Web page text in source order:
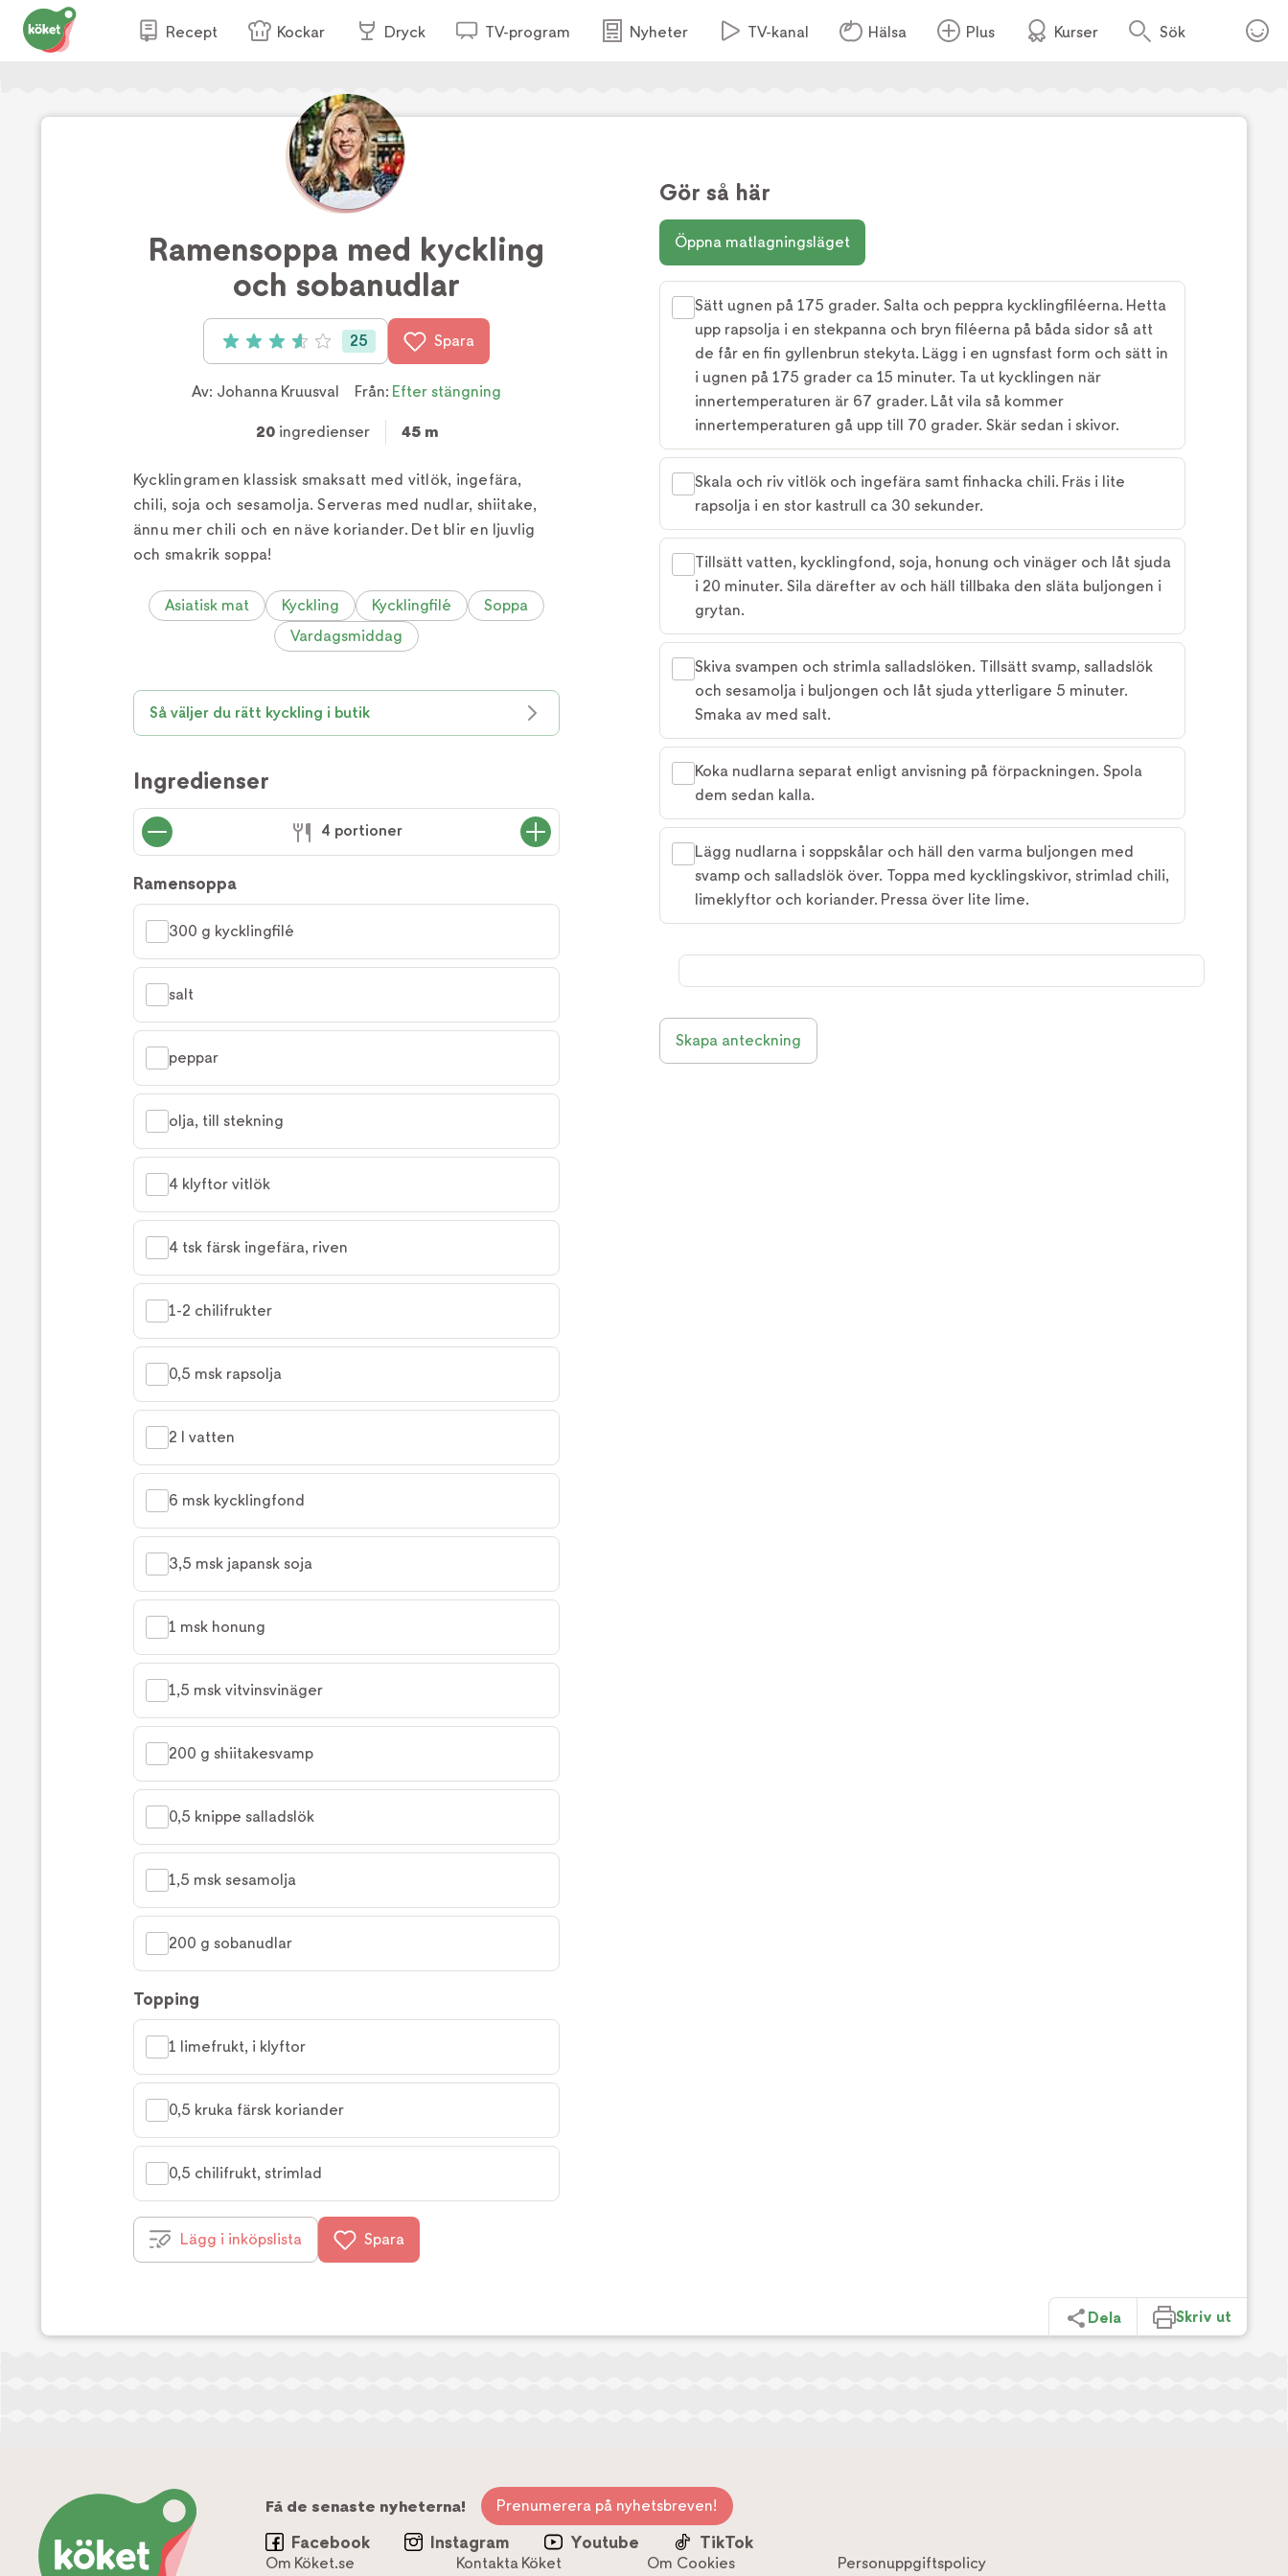
Recept Kockar Dryck TV-program Nyheter TV-kanal Hälsa Plus Kurser Sök
Foto:TV4
Ramensoppa med kyckling
och sobanudlar
Betyg: 3.6 av 5 (25 röster)
25 Spara
Av: Johanna Kruusval Från: Efter stängning
20ingredienser 45 m
Kycklingramen klassisk smaksatt med vitlök, ingefära,
chili, soja och sesamolja. Serveras med nudlar, shiitake,
ännu mer chili och en näve koriander. Det blir en ljuvlig
och smakrik soppa!
Asiatisk mat Kyckling Kycklingfilé
Soppa
Vardagsmiddag
Så väljer du rätt kyckling i butik
Ingredienser
4 portioner
Ramensoppa
300 g kycklingfilé
salt
peppar
olja, till stekning
4 klyftor vitlök
4 tsk färsk ingefära, riven
1-2 chilifrukter
0,5 msk rapsolja
2 l vatten
6 msk kycklingfond
3,5 msk japansk soja
1 msk honung
1,5 msk vitvinsvinäger
200 g shiitakesvamp
0,5 knippe salladslök
1,5 msk sesamolja
200 g sobanudlar
Topping
1 limefrukt, i klyftor
0,5 kruka färsk koriander
0,5 chilifrukt, strimlad
Lägg i inköpslista Spara
Gör så här
Öppna matlagningsläget
Sätt ugnen på 175 grader. Salta och peppra kycklingfiléerna. Hetta
upp rapsolja i en stekpanna och bryn filéerna på båda sidor så att
de får en fin gyllenbrun stekyta. Lägg i en ugnsfast form och sätt in
i ugnen på 175 grader ca 15 minuter. Ta ut kycklingen när
innertemperaturen är 67 grader. Låt vila så kommer
innertemperaturen gå upp till 70 grader. Skär sedan i skivor.
Skala och riv vitlök och ingefära samt finhacka chili. Fräs i lite
rapsolja i en stor kastrull ca 30 sekunder.
Tillsätt vatten, kycklingfond, soja, honung och vinäger och låt sjuda
i 20 minuter. Sila därefter av och häll tillbaka den släta buljongen i
grytan.
Skiva svampen och strimla salladslöken. Tillsätt svamp, salladslök
och sesamolja i buljongen och låt sjuda ytterligare 5 minuter.
Smaka av med salt.
Koka nudlarna separat enligt anvisning på förpackningen. Spola
dem sedan kalla.
Lägg nudlarna i soppskålar och häll den varma buljongen med
svamp och salladslök över. Toppa med kycklingskivor, strimlad chili,
limeklyftor och koriander. Pressa över lite lime.
Skapa anteckning
Dela Skriv ut
Få de senaste nyheterna! Prenumerera på nyhetsbreven!
Facebook Instagram Youtube TikTok
Om Köket.se Kontakta Köket Om Cookies Personuppgiftspolicy